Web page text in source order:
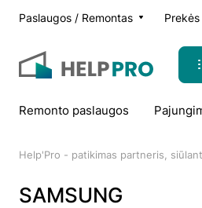
Paslaugos / Remontas
Remonto paslaugos
Help'Pro - patikimas partneris,
SAMSUNG